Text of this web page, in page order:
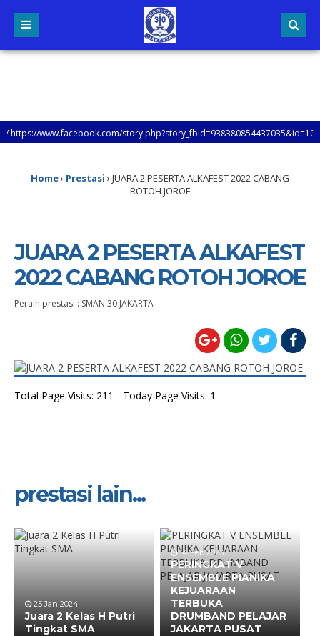
www.facebook.com/
Home› Prestasi › JUARA 2 PESERTA ALKAFEST 2022 CABANG
ROTOH JOROE
JUARA 2 PESERTA ALKAFEST
2022 CABANG ROTOH JOROE
Peraih prestasi : SMAN 30 JAKARTA
Total Page Visits: 211 - Today Page Visits: 1
prestasi lain...
25 Jan 2024
Juara 2 Kelas H Putri
Tingkat SMA
14 Feb 2023
PERINGKAT V
ENSEMBLE PIANIKA
KEJUARAAN
TERBUKA
DRUMBAND PELAJAR
JAKARTA PUSAT